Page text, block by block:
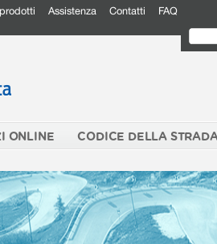
Assistenza Contatti FAQ
ONLINE CODICE DELLA